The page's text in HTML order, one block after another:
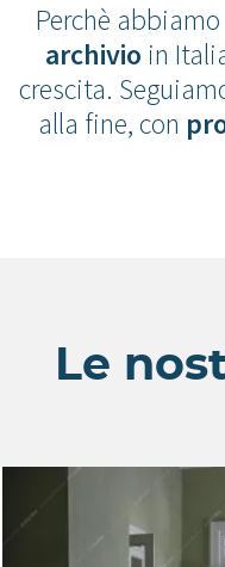
Perchè abbiamo
archivio in
crescita.
alla fine, con
Le